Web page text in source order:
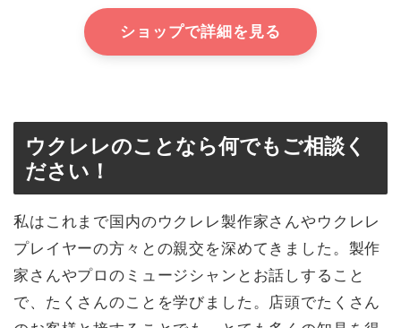
ショップで詳細を見る
ウクレレのことなら何でもご相談く
ださい！
私はこれまで国内のウクレレ製作家さんやウクレレ
プレイヤーの方々との親交を深めてきました。製作
家さんやプロのミュージシャンとお話しすること
で、たくさんのことを学びました。店頭でたくさん